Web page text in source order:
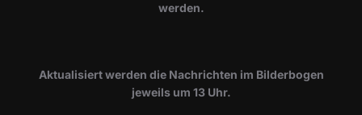
werden.
​Aktualisiert werden die Nachrichten im Bilderbogen
jeweils um 13 Uhr.